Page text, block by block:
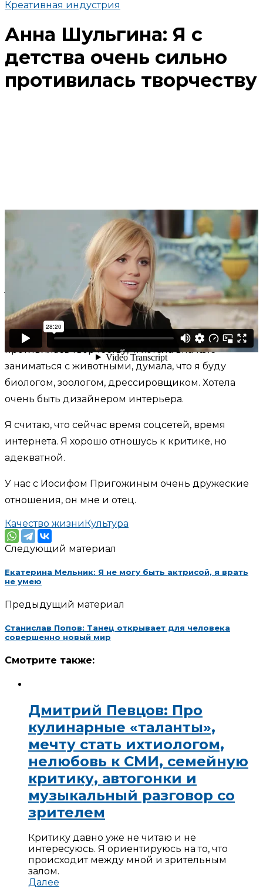
Креативная индустрия
Анна Шульгина: Я с
детства очень сильно
противилась творчеству
В избранное
Анна Шульгина, певица,
актриса
Скажу честно, я с детства очень сильно
противилась творчеству, я хотела вначале
заниматься с животными, думала, что я буду
биологом, зоологом, дрессировщиком. Хотела
очень быть дизайнером интерьера.
Я считаю, что сейчас время соцсетей, время
интернета. Я хорошо отношусь к критике, но
адекватной.
У нас с Иосифом Пригожиным очень дружеские
отношения, он мне и отец.
Качество жизниКультура
Следующий материал
Екатерина Мельник: Я не могу быть актрисой, я врать
не умею
Предыдущий материал
Станислав Попов: Танец открывает для человека
совершенно новый мир
Смотрите также:
Дмитрий Певцов: Про
кулинарные «таланты»,
мечту стать ихтиологом,
нелюбовь к СМИ, семейную
критику, автогонки и
музыкальный разговор со
зрителем
Критику давно уже не читаю и не
интересуюсь. Я ориентируюсь на то, что
происходит между мной и зрительным
залом.
Далее